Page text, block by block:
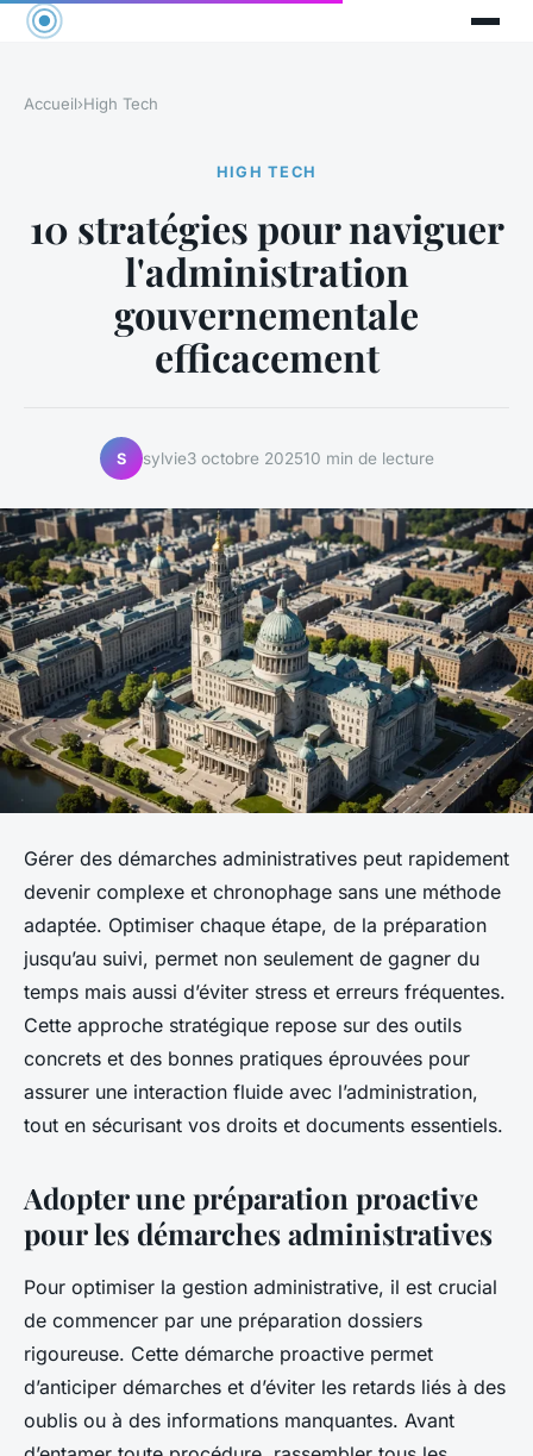
Accueil›High Tech
HIGH TECH
10 stratégies pour naviguer
l'administration
gouvernementale
efficacement
S sylvie3 octobre 202510 min de lecture
Gérer des démarches administratives peut rapidement
devenir complexe et chronophage sans une méthode
adaptée. Optimiser chaque étape, de la préparation
jusqu’au suivi, permet non seulement de gagner du
temps mais aussi d’éviter stress et erreurs fréquentes.
Cette approche stratégique repose sur des outils
concrets et des bonnes pratiques éprouvées pour
assurer une interaction fluide avec l’administration,
tout en sécurisant vos droits et documents essentiels.
Adopter une préparation proactive
pour les démarches administratives
Pour optimiser la gestion administrative, il est crucial
de commencer par une préparation dossiers
rigoureuse. Cette démarche proactive permet
d’anticiper démarches et d’éviter les retards liés à des
oublis ou à des informations manquantes. Avant